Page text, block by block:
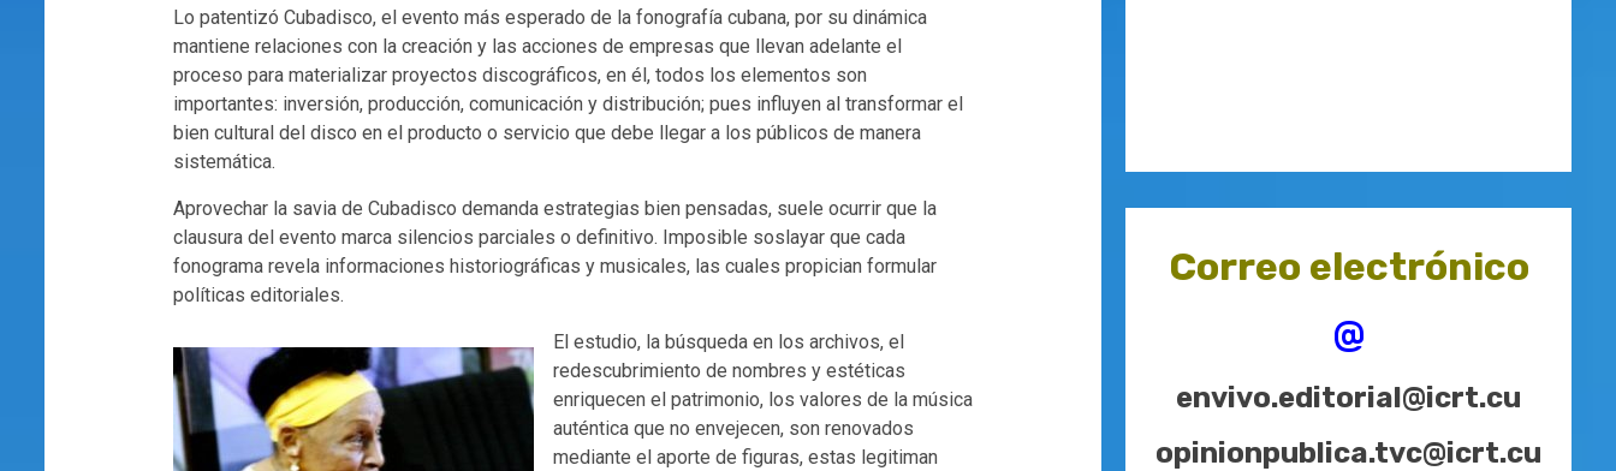
Lo patentizó Cubadisco, el evento más esperado de la fonografía cubana, por su dinámica
mantiene relaciones con la creación y las acciones de empresas que llevan adelante el
proceso para materializar proyectos discográficos, en él, todos los elementos son
importantes: inversión, producción, comunicación y distribución; pues influyen al transformar el
bien cultural del disco en el producto o servicio que debe llegar a los públicos de manera
sistemática.
Aprovechar la savia de Cubadisco demanda estrategias bien pensadas, suele ocurrir que la
clausura del evento marca silencios parciales o definitivo. Imposible soslayar que cada
fonograma revela informaciones historiográficas y musicales, las cuales propician formular
políticas editoriales.
El estudio, la búsqueda en los archivos, el
redescubrimiento de nombres y estéticas
enriquecen el patrimonio, los valores de la música
auténtica que no envejecen, son renovados
mediante el aporte de figuras, estas legitiman
Correo electrónico
@
envivo.editorial@icrt.cu
opinionpublica.tvc@icrt.cu